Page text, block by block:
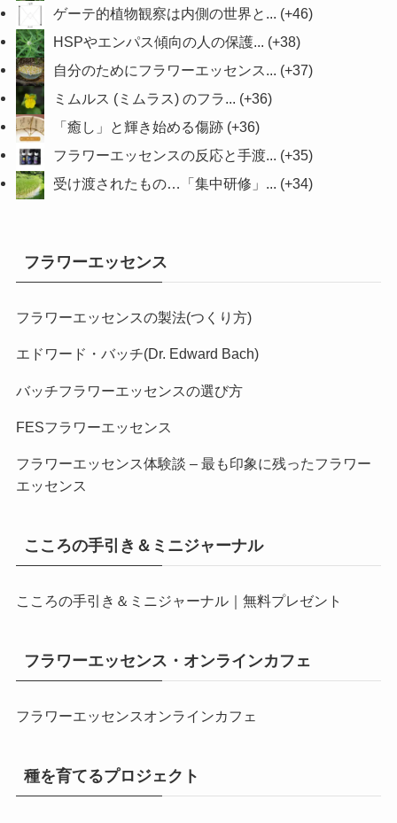
ゲーテ的植物観察は内側の世界と... +46
HSPやエンパス傾向の人の保護... +38
自分のためにフラワーエッセンス... +37
ミムルス (ミムラス) のフラ... +36
「癒し」と輝き始める傷跡 +36
フラワーエッセンスの反応と手渡... +35
受け渡されたもの…「集中研修」... +34
フラワーエッセンス
フラワーエッセンスの製法(つくり方)
エドワード・バッチ(Dr. Edward Bach)
バッチフラワーエッセンスの選び方
FESフラワーエッセンス
フラワーエッセンス体験談 – 最も印象に残ったフラワー
エッセンス
こころの手引き＆ミニジャーナル
こころの手引き＆ミニジャーナル｜無料プレゼント
フラワーエッセンス・オンラインカフェ
フラワーエッセンスオンラインカフェ
種を育てるプロジェクト